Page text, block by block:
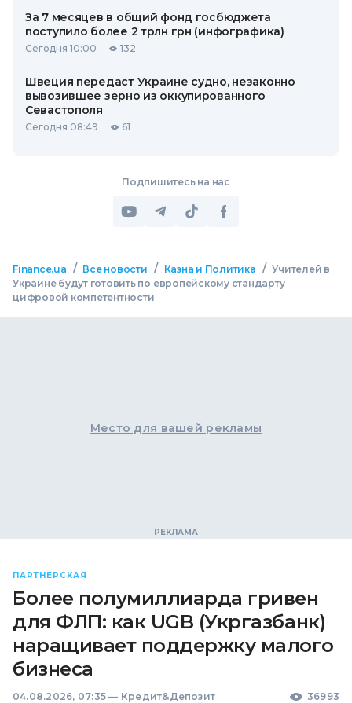
За 7 месяцев в общий фонд госбюджета
поступило более 2 трлн грн (инфографика)
Сегодня 10:00 132
Швеция передаст Украине судно, незаконно
вывозившее зерно из оккупированного
Севастополя
Сегодня 08:49 61
Подпишитесь на нас
Finance.ua / Все новости / Казна и Политика / Учителей в
Украине будут готовить по европейскому стандарту
цифровой компетентности
Место для вашей рекламы
ПАРТНЕРСКАЯ
Более полумиллиарда гривен
для ФЛП: как UGB (Укргазбанк)
наращивает поддержку малого
бизнеса
04.08.2026, 07:35 — Кредит&Депозит 36993